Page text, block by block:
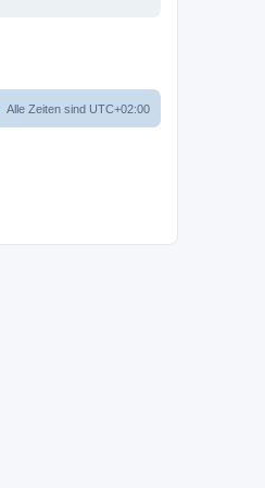
Alle Zeiten sind UTC+02:00